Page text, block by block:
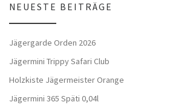
NEUESTE BEITRÄGE
Jägergarde Orden 2026
Jägermini Trippy Safari Club
Holzkiste Jägermeister Orange
Jägermini 365 Späti 0,04l